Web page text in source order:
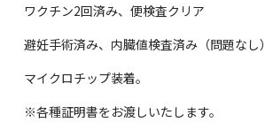
ワクチン2回済み、便検査クリア
避妊手術済み、内臓値検査済み（問題なし）
マイクロチップ装着。
※各種証明書をお渡しいたします。